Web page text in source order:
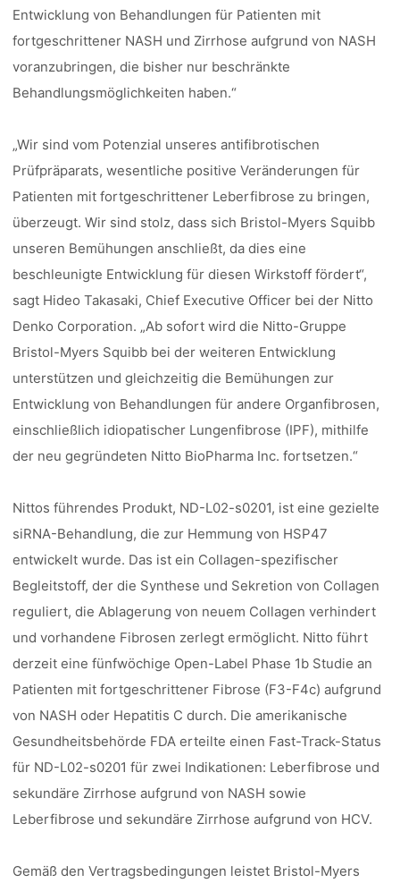
Entwicklung von Behandlungen für Patienten mit
fortgeschrittener NASH und Zirrhose aufgrund von NASH
voranzubringen, die bisher nur beschränkte
Behandlungsmöglichkeiten haben.“
„Wir sind vom Potenzial unseres antifibrotischen
Prüfpräparats, wesentliche positive Veränderungen für
Patienten mit fortgeschrittener Leberfibrose zu bringen,
überzeugt. Wir sind stolz, dass sich Bristol-Myers Squibb
unseren Bemühungen anschließt, da dies eine
beschleunigte Entwicklung für diesen Wirkstoff fördert“,
sagt Hideo Takasaki, Chief Executive Officer bei der Nitto
Denko Corporation. „Ab sofort wird die Nitto-Gruppe
Bristol-Myers Squibb bei der weiteren Entwicklung
unterstützen und gleichzeitig die Bemühungen zur
Entwicklung von Behandlungen für andere Organfibrosen,
einschließlich idiopatischer Lungenfibrose (IPF), mithilfe
der neu gegründeten Nitto BioPharma Inc. fortsetzen.“
Nittos führendes Produkt, ND-L02-s0201, ist eine gezielte
siRNA-Behandlung, die zur Hemmung von HSP47
entwickelt wurde. Das ist ein Collagen-spezifischer
Begleitstoff, der die Synthese und Sekretion von Collagen
reguliert, die Ablagerung von neuem Collagen verhindert
und vorhandene Fibrosen zerlegt ermöglicht. Nitto führt
derzeit eine fünfwöchige Open-Label Phase 1b Studie an
Patienten mit fortgeschrittener Fibrose (F3-F4c) aufgrund
von NASH oder Hepatitis C durch. Die amerikanische
Gesundheitsbehörde FDA erteilte einen Fast-Track-Status
für ND-L02-s0201 für zwei Indikationen: Leberfibrose und
sekundäre Zirrhose aufgrund von NASH sowie
Leberfibrose und sekundäre Zirrhose aufgrund von HCV.
Gemäß den Vertragsbedingungen leistet Bristol-Myers